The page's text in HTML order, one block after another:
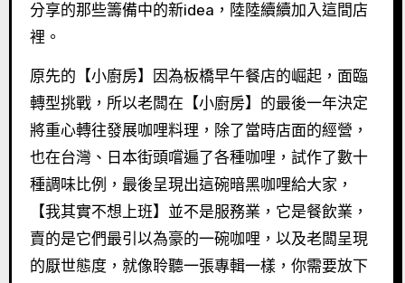
分享的那些籌備中的新idea，陸陸續續加入這間店
裡。
原先的【小廚房】因為板橋早午餐店的崛起，面臨
轉型挑戰，所以老闆在【小廚房】的最後一年決定
將重心轉往發展咖哩料理，除了當時店面的經營，
也在台灣、日本街頭嚐遍了各種咖哩，試作了數十
種調味比例，最後呈現出這碗暗黑咖哩給大家，
【我其實不想上班】並不是服務業，它是餐飲業，
賣的是它們最引以為豪的一碗咖哩，以及老闆呈現
的厭世態度，就像聆聽一張專輯一樣，你需要放下